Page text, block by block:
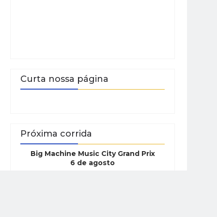
Curta nossa página
Próxima corrida
Big Machine Music City Grand Prix
6 de agosto